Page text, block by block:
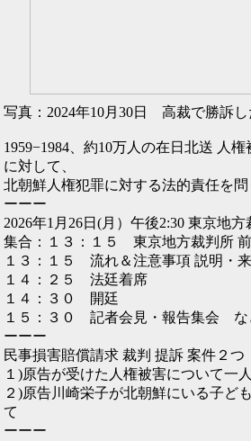
写真：2024年10月30日 高裁で勝訴し
1959−1984、約10万人の在日北送 人
に対して、
北朝鮮人権犯罪に対する法的責任を
ーーー
2026年1月26日(月）午後2:30 東京地
集合：１３：１５ 東京地方裁判所 前
１３：１５ 流れ＆注意事項 説明・
１４：２５ 法廷着席
１４：３０ 開廷
１５：３０ 記者会見・報告集会 な
ーーー
民事損害賠償請求 裁判 提訴 案件２つ
１)原告が受けた人権被害について一
２)原告川崎栄子が北朝鮮にいる子ど
て
ーーー